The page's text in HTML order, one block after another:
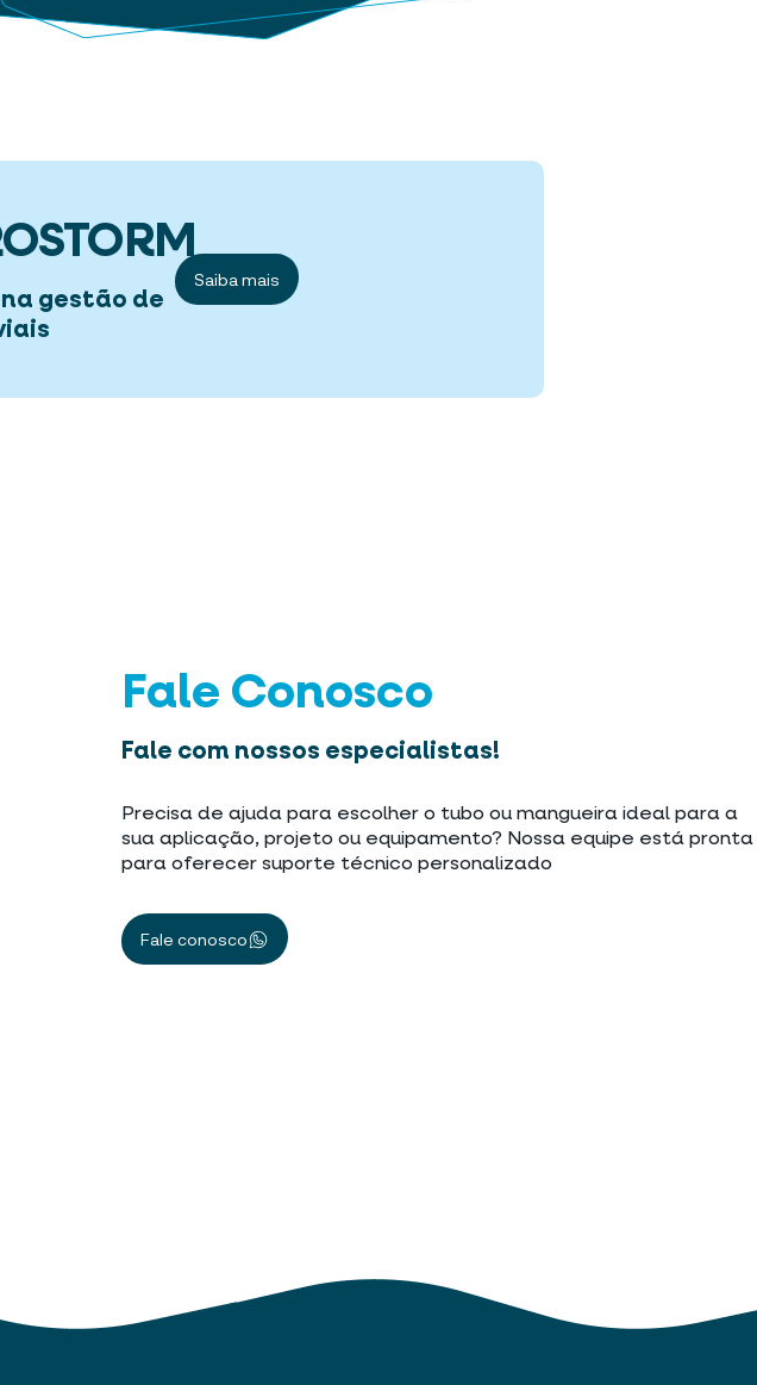
gestão de
Saiba mais
Fale Conosco
Fale com nossos especialistas!
Precisa de ajuda para escolher o tubo ou mangueira ideal para a
sua aplicação, projeto ou equipamento? Nossa equipe está pronta
para oferecer suporte técnico personalizado
Fale conosco